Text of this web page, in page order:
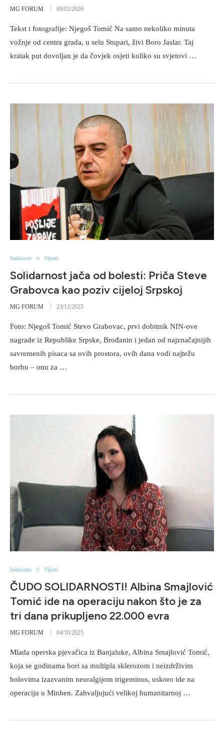
MG FORUM 09/02/2026
Tekst i fotografije: Njegoš Tomić Na samo nekoliko minuta
vožnje od centra grada, u selu Stupari, živi Boro Jaslar. Taj
kratak put dovoljan je da čovjek osjeti koliko su svjetovi …
Istaknuto Vijesti
Solidarnost jača od bolesti: Priča Steve
Grabovca kao poziv cijeloj Srpskoj
MG FORUM 23/12/2025
Foto: Njegoš Tomić Stevo Grabovac, prvi dobitnik NIN-ove
nagrade iz Republike Srpske, Brođanin i jedan od najznačajnijih
savremenih pisaca sa ovih prostora, ovih dana vodi najtežu
borbu – onu za …
Istaknuto Vijesti
ČUDO SOLIDARNOSTI! Albina Smajlović
Tomić ide na operaciju nakon što je za
tri dana prikupljeno 22.000 evra
MG FORUM 04/10/2025
Mlada operska pjevačica iz Banjaluke, Albina Smajlović Tomić,
koja se godinama bori sa multipla sklerozom i neizdrživim
bolovima izazvanim neuralgijom trigeminus, uskoro ide na
operaciju u Minhen. Zahvaljujući velikoj humanitarnoj …